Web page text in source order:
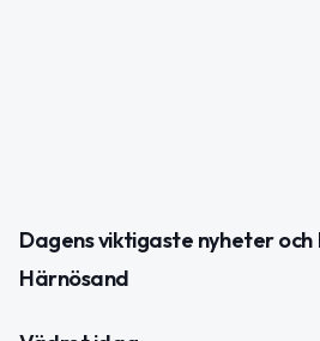
Dagens viktigaste nyheter och
Härnösand